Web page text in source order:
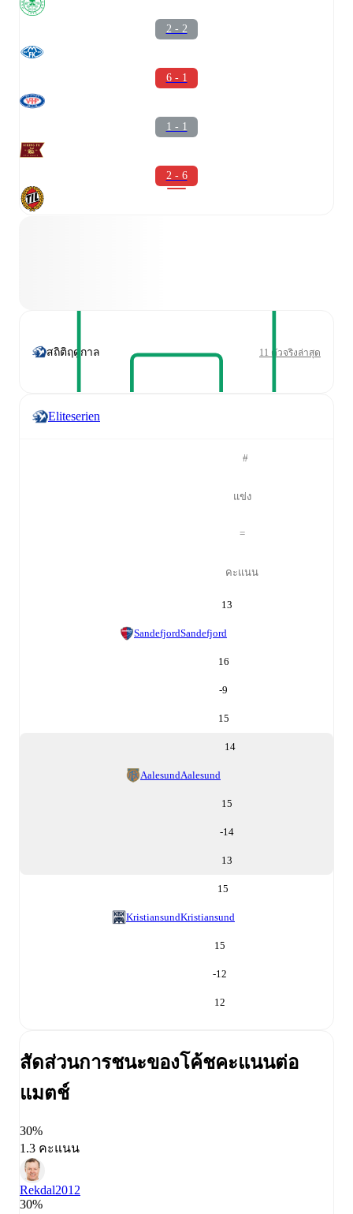
2 - 2
6 - 1
1 - 1
2 - 6
สถิติฤดูกาล 11 ตัวจริงล่าสุด
Eliteserien
#
แข่ง
=
คะแนน
13
SandefjordSandefjord
16
-9
15
14
AalesundAalesund
15
-14
13
15
KristiansundKristiansund
15
-12
12
สัดส่วนการชนะของโค้ชคะแนนต่อ
แมตช์
30%
1.3 คะแนน
Rekdal2012
30%